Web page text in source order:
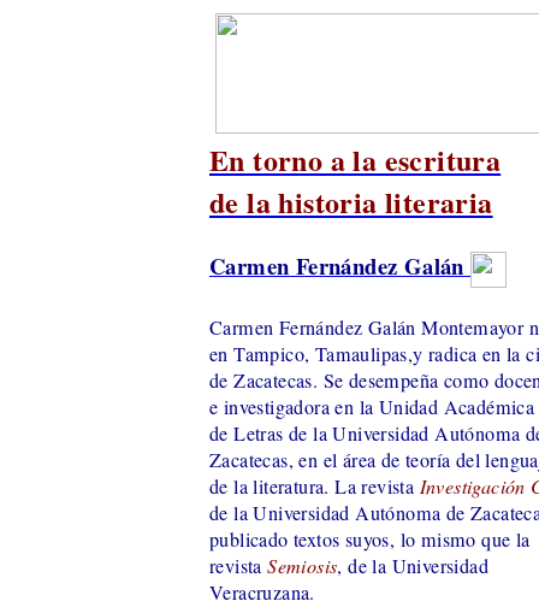
En torno a la escritura
de la historia literaria
Carmen Fernández Galán
Carmen Fernández Galán Montemayor
en Tampico, Tamaulipas,y radica en la
de Zacatecas. Se desempeña como
e investigadora en la Unidad Académica
de Letras de la Universidad Autónoma
Zacatecas, en el área de teoría del
de la literatura. La revista Investigación
de la Universidad Autónoma de
publicado textos suyos, lo mismo que la
revistaSemiosis, de la Universidad
Veracruzana.